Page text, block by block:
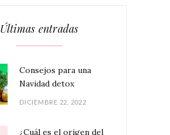
Últimas entradas
Consejos para una
Navidad detox
DICIEMBRE 22, 2022
¿Cuál es el origen del